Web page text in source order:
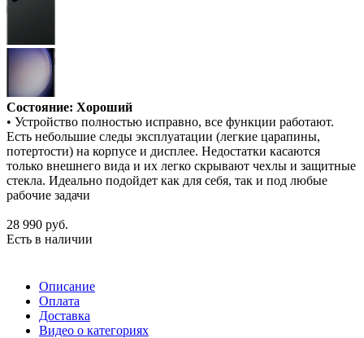
Состояние: Хороший
• Устройство полностью исправно, все функции работают.
Есть небольшие следы эксплуатации (легкие царапины,
потертости) на корпусе и дисплее. Недостатки касаются
только внешнего вида и их легко скрывают чехлы и защитные
стекла. Идеально подойдет как для себя, так и под любые
рабочие задачи
28 990 руб.
Есть в наличии
Описание
Оплата
Доставка
Видео о категориях